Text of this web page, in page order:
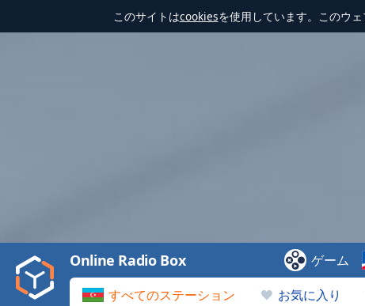
このサイトはcookiesを使用しています。このウ
Video
Play
Backward
すべてのステーション お気に入り
Online Radio Box ゲーム